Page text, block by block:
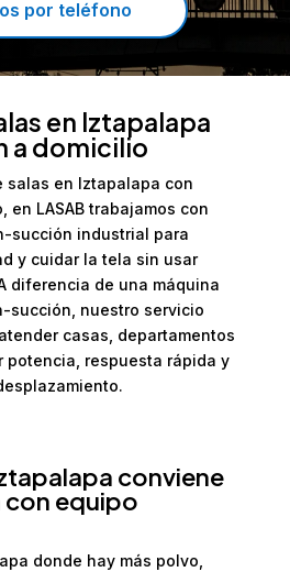
por teléfono
en Iztapalapa
a domicilio
salas en Iztapalapa con
en LASAB trabajamos con
succión industrial para
y cuidar la tela sin usar
diferencia de una máquina
succión, nuestro servicio
casas, departamentos
potencia, respuesta rápida y
conviene
con equipo
donde hay más polvo,